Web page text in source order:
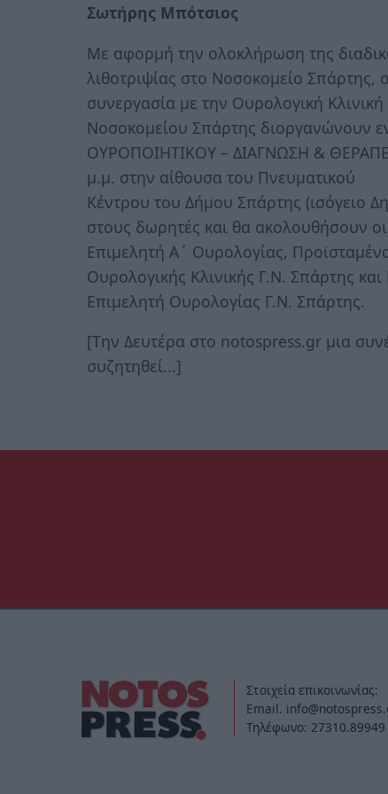
Σωτήρης Μπότσιος
Με αφορμή την ολοκλήρωση της
λιθοτριψίας στο Νοσοκομείο
συνεργασία με την Ουρολογική Κλινική
Νοσοκομείου Σπάρτης διοργανώνουν
ΟΥΡΟΠΟΙΗΤΙΚΟΥ – ΔΙΑΓΝΩΣΗ &
μ.μ. στην αίθουσα του Πνευματικού
Κέντρου του Δήμου Σπάρτης (ισόγειο
στους δωρητές και θα ακολουθήσουν
Επιμελητή Α΄ Ουρολογίας,
Ουρολογικής Κλινικής Γ.Ν. Σπάρτης
Επιμελητή Ουρολογίας Γ.Ν. Σπάρτης.
[Tην Δευτέρα στο notospress.gr μια
συζητηθεί...]
Στοιχεία επικοινωνίας:
Email.
Τηλέφωνο: 27310.89949